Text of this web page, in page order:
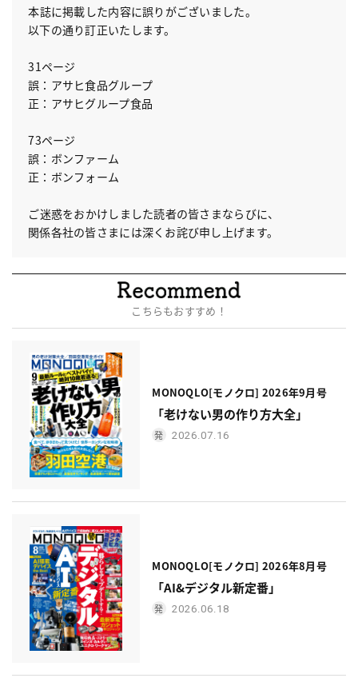
本誌に掲載した内容に誤りがございました。
以下の通り訂正いたします。
31ページ
誤：アサヒ食品グループ
正：アサヒグループ食品
73ページ
誤：ボンファーム
正：ボンフォーム
ご迷惑をおかけしました読者の皆さまならびに、
関係各社の皆さまには深くお詫び申し上げます。
こちらもおすすめ！
MONOQLO[モノクロ] 2026年9月号
「老けない男の作り方大全」
2026.07.16
MONOQLO[モノクロ] 2026年8月号
「AI&デジタル新定番」
2026.06.18